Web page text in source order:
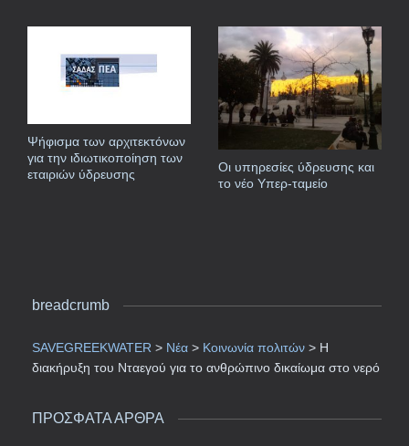
Ψήφισμα των αρχιτεκτόνων
για την ιδιωτικοποίηση των
εταιριών ύδρευσης
Οι υπηρεσίες ύδρευσης και
το νέο Υπερ-ταμείο
breadcrumb
SAVEGREEKWATER > Νέα > Κοινωνία πολιτών > Η
διακήρυξη του Νταεγού για το ανθρώπινο δικαίωμα στο νερό
ΠΡΟΣΦΑΤΑ ΑΡΘΡΑ